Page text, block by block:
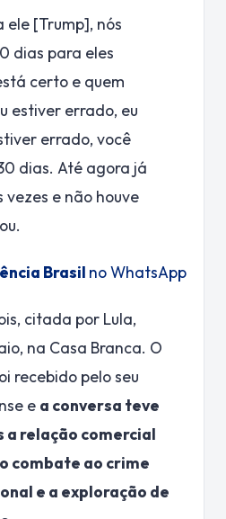
ele [Trump], nós
dias para eles
certo e quem
estiver errado, eu
errado, você
dias. Até agora já
e não houve
Brasil no WhatsApp
citada por Lula,
na Casa Branca. O
recebido pelo seu
e a conversa teve
a relação comercial
combate ao crime
e a exploração de